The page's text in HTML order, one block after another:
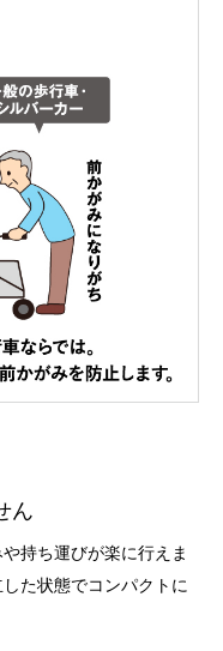
ん
持ち運びが楽に行えま
た状態でコンパクトに